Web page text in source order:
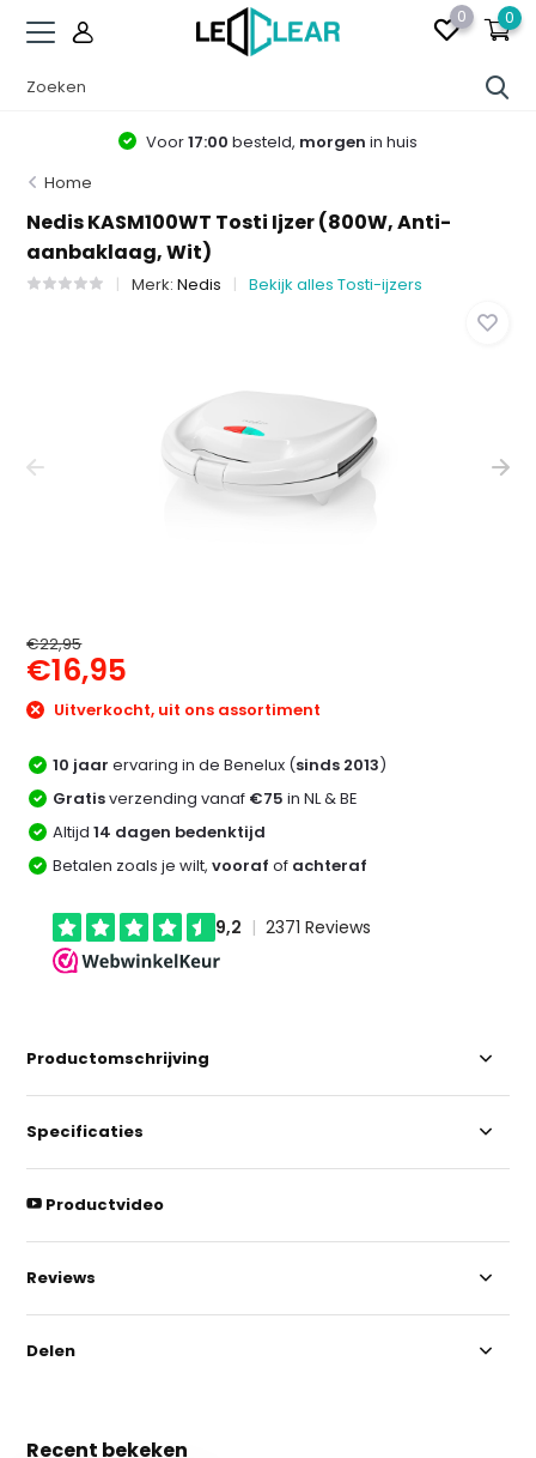
0 0
Voor17:00 besteld, morgen in huis
Home
Nedis KASM100WT Tosti Ijzer (800W, Anti-
aanbaklaag, Wit)
Merk:Nedis Bekijk alles Tosti-ijzers
€22,95
€16,95
Uitverkocht, uit ons assortiment
10 jaar ervaring in de Benelux (sinds 2013)
Gratisverzending vanaf €75 in NL & BE
Altijd14 dagen bedenktijd
Betalen zoals je wilt,vooraf of achteraf
Productomschrijving
Specificaties
Productvideo
Reviews
Delen
Recent bekeken